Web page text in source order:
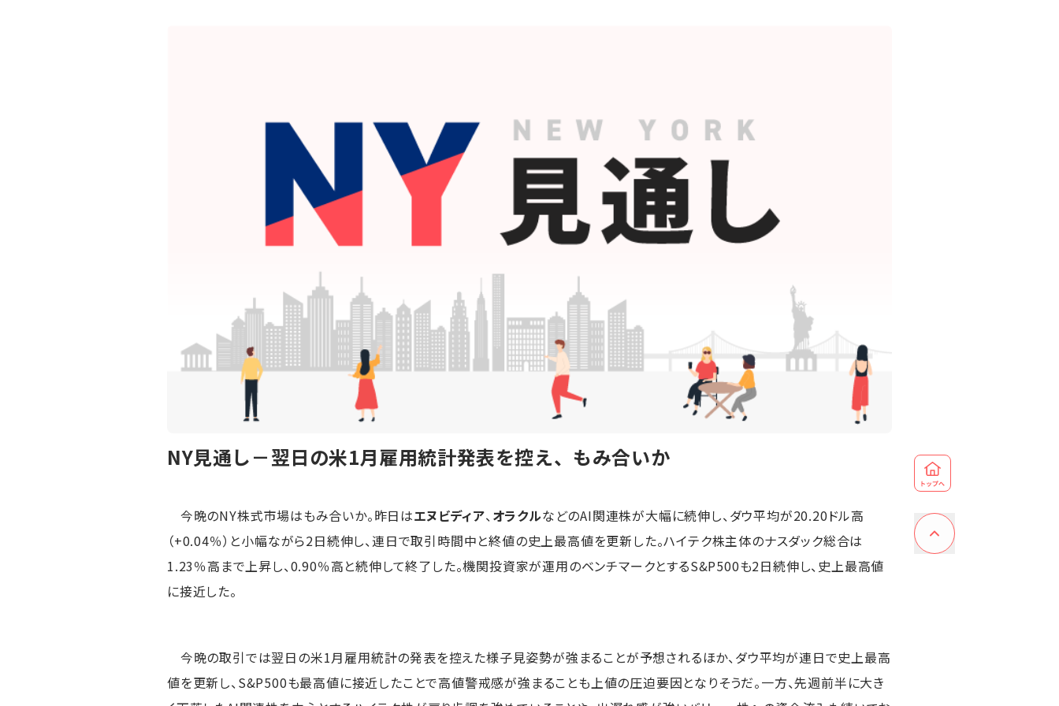
NY見通し－翌日の米1月雇用統計発表を控え、もみ合いか
今晩のNY株式市場はもみ合いか。昨日はエヌビディア、 オラクルなどのAI関連株が大幅に続伸し、ダウ平均が20.20ドル高
（+0.04％）と小幅ながら2日続伸し、連日で取引時間中と終値の史上最高値を更新した。ハイテク株主体のナスダック総合は
1.23％高まで上昇し、0.90％高と続伸して終了した。機関投資家が運用のベンチマークとするS&P500も2日続伸し、史上最高値
に接近した。
今晩の取引では翌日の米1月雇用統計の発表を控えた様子見姿勢が強まることが予想されるほか、ダウ平均が連日で史上最高
値を更新し、S&P500も最高値に接近したことで高値警戒感が強まることも上値の圧迫要因となりそうだ。一方、先週前半に大き